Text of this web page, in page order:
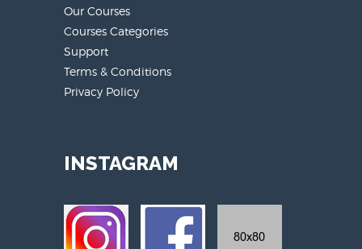
Our Courses
Courses Categories
Support
Terms & Conditions
Privacy Policy
INSTAGRAM